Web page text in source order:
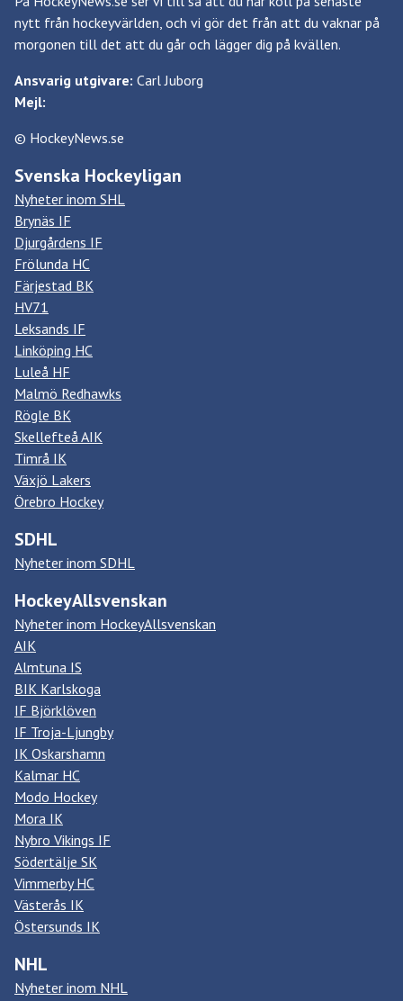
nytt från hockeyvärlden, och vi gör det från att du vaknar på
morgonen till det att du går och lägger dig på kvällen.
Ansvarig utgivare: Carl Juborg
Mejl:
© HockeyNews.se
Svenska Hockeyligan
Nyheter inom SHL
Brynäs IF
Djurgårdens IF
Frölunda HC
Färjestad BK
HV71
Leksands IF
Linköping HC
Luleå HF
Malmö Redhawks
Rögle BK
Skellefteå AIK
Timrå IK
Växjö Lakers
Örebro Hockey
SDHL
Nyheter inom SDHL
HockeyAllsvenskan
Nyheter inom HockeyAllsvenskan
AIK
Almtuna IS
BIK Karlskoga
IF Björklöven
IF Troja-Ljungby
IK Oskarshamn
Kalmar HC
Modo Hockey
Mora IK
Nybro Vikings IF
Södertälje SK
Vimmerby HC
Västerås IK
Östersunds IK
NHL
Nyheter inom NHL